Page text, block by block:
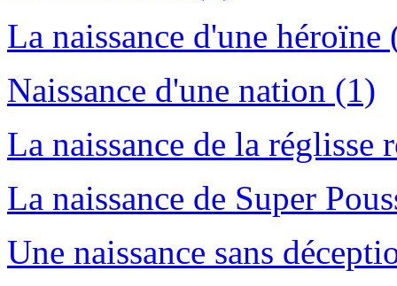
La naissance d'une héroïne
Naissance d'une nation (1)
La naissance de la réglisse
La naissance de Super
Une naissance sans